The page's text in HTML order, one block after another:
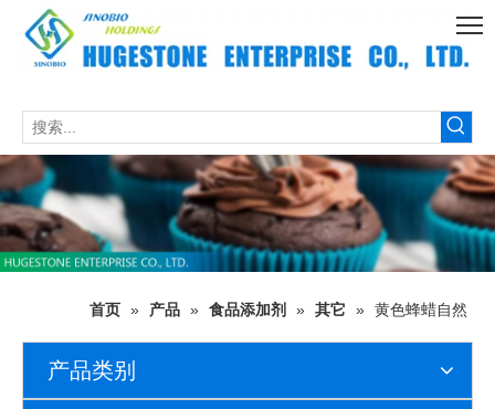
首页 » 产品 » 食品添加剂 » 其它 » 黄色蜂蜡自然
产品类别